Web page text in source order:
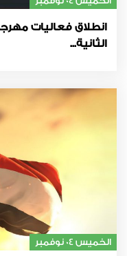
انطلاق فعاليات
الثانية...
الخميس 04 نوفمبر